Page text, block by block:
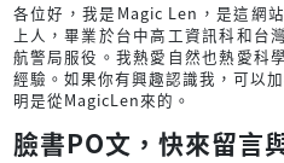
各位好，我是Magic Len，是這網
上人，畢業於台中高工資訊科和台
航警局服役。我熱愛自然也熱愛科
經驗。如果你有興趣認識我，可以
明是從MagicLen來的。
臉書PO文，快來留言